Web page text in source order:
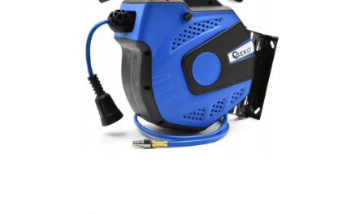
Dětská hřiště
Autodoplňky